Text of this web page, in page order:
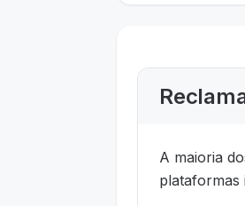
A maioria
plataformas